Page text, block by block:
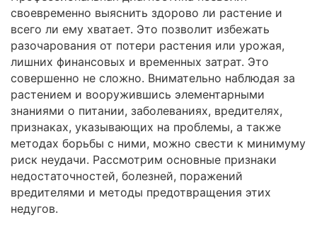
своевременно выяснить здорово ли растение и
всего ли ему хватает. Это позволит избежать
разочарования от потери растения или урожая,
лишних финансовых и временных затрат. Это
совершенно не сложно. Внимательно наблюдая за
растением и вооружившись элементарными
знаниями о питании, заболеваниях, вредителях,
признаках, указывающих на проблемы, а также
методах борьбы с ними, можно свести к минимуму
риск неудачи. Рассмотрим основные признаки
недостаточностей, болезней, поражений
вредителями и методы предотвращения этих
недугов.